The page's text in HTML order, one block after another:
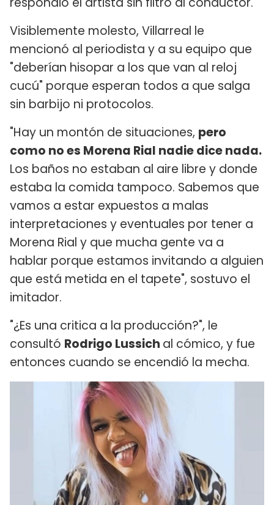
Visiblemente molesto, Villarreal le
mencionó al periodista y a su equipo que
"deberían hisopar a los que van al reloj
cucú" porque esperan todos a que salga
sin barbijo ni protocolos.
"Hay un montón de situaciones, pero
como no es Morena Rial nadie dice nada.
Los baños no estaban al aire libre y donde
estaba la comida tampoco. Sabemos que
vamos a estar expuestos a malas
interpretaciones y eventuales por tener a
Morena Rial y que mucha gente va a
hablar porque estamos invitando a alguien
que está metida en el tapete", sostuvo el
imitador.
"¿Es una critica a la producción?", le
consultó Rodrigo Lussich al cómico, y fue
entonces cuando se encendió la mecha.